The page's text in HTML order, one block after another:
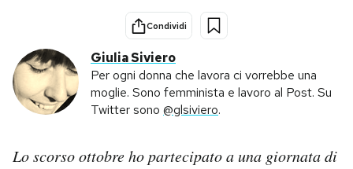
Internet
Scienza
Cultura
Consumismi
Storie/Idee
Media
Condividi
Giulia Siviero
Per ogni donna che lavora ci vorrebbe una
moglie. Sono femminista e lavoro al Post. Su
Twitter sono @glsiviero.
Lo scorso ottobre ho partecipato a una giornata di